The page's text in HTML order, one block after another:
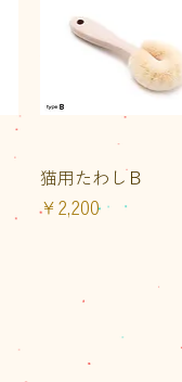
クイックビュー
猫用たわしＢ
価格
￥2,200